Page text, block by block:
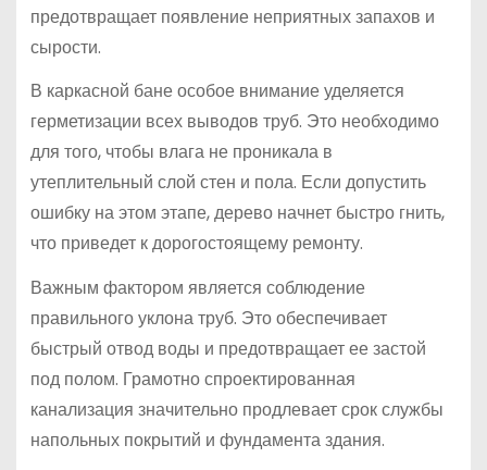
предотвращает появление неприятных запахов и
сырости.
В каркасной бане особое внимание уделяется
герметизации всех выводов труб. Это необходимо
для того, чтобы влага не проникала в
утеплительный слой стен и пола. Если допустить
ошибку на этом этапе, дерево начнет быстро гнить,
что приведет к дорогостоящему ремонту.
Важным фактором является соблюдение
правильного уклона труб. Это обеспечивает
быстрый отвод воды и предотвращает ее застой
под полом. Грамотно спроектированная
канализация значительно продлевает срок службы
напольных покрытий и фундамента здания.